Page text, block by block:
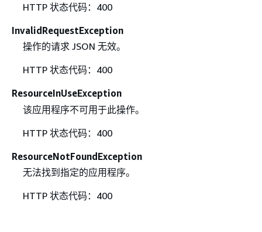
HTTP 状态代码：400
InvalidRequestException
操作的请求 JSON 无效。
HTTP 状态代码：400
ResourceInUseException
该应用程序不可用于此操作。
HTTP 状态代码：400
ResourceNotFoundException
无法找到指定的应用程序。
HTTP 状态代码：400